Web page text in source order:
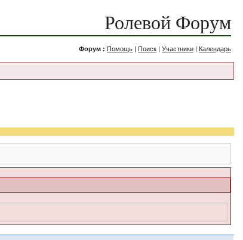
Ролевой Форум
Форум : Помощь | Поиск | Участники | Календарь